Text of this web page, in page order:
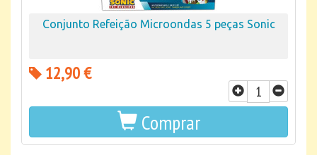
Conjunto Refeição Microondas 5 peças Sonic
12,90 €
Comprar